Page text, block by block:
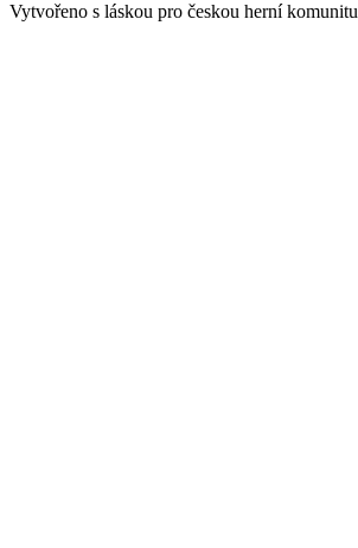
Vytvořeno s láskou pro českou herní komunitu